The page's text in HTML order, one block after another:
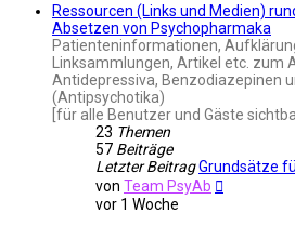
Ressourcen (Links und Medien)
Absetzen von Psychopharmaka
Patienteninformationen,
Linksammlungen, Artikel etc. zum
Antidepressiva, Benzodiazepinen
(Antipsychotika)
[für alle Benutzer und Gäste
23 Themen
57 Beiträge
Letzter BeitragGrundsätze
von Team PsyAb
vor 1 Woche